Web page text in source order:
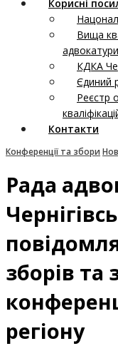
Корисні
Вища
адвокатури
КДКА
Єдиний
Реєстр
Контакти
Конференції та збори
Рада
зборів та
регіону